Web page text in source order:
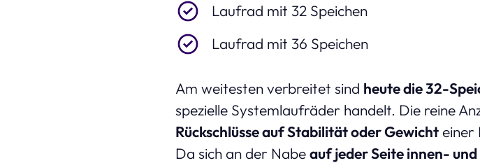
Laufrad mit 32 Speichen
Laufrad mit 36 Speichen
Am weitesten verbreitet sind heute die 32-
spezielle Systemlaufräder handelt. Die reine
Rückschlüsse auf Stabilität oder Gewichteiner
Da sich an der Nabeauf jeder Seite innen-